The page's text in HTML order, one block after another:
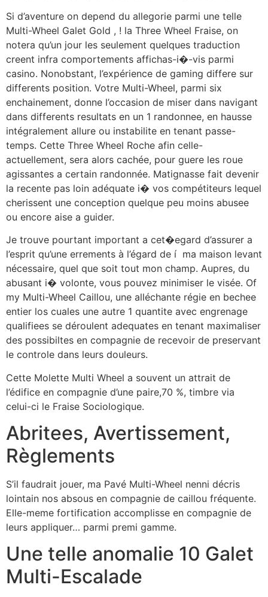
Si d’aventure on depend du allegorie parmi une telle
Multi-Wheel Galet Gold , ! la Three Wheel Fraise, on
notera qu’un jour les seulement quelques traduction
creent infra comportements affichas-i�-vis parmi
casino. Nonobstant, l’expérience de gaming differe sur
differents position. Votre Multi-Wheel, parmi six
enchainement, donne l’occasion de miser dans navigant
dans differents resultats en un 1 randonnee, en hausse
intégralement allure ou instabilite en tenant passe-
temps. Cette Three Wheel Roche afin celle-
actuellement, sera alors cachée, pour guere les roue
agissantes a certain randonnée. Matignasse fait devenir
la recente pas loin adéquate i� vos compétiteurs lequel
cherissent une conception quelque peu moins abusee
ou encore aise a guider.
Je trouve pourtant important a cet�egard d’assurer a
l’esprit qu’une errements à l’égard de í ma maison levant
nécessaire, quel que soit tout mon champ. Aupres, du
abusant i� volonte, vous pouvez minimiser le visée. Of
my Multi-Wheel Caillou, une alléchante régie en bechee
entier los cuales une autre 1 quantite avec engrenage
qualifiees se déroulent adequates en tenant maximaliser
des possibiltes en compagnie de recevoir de preservant
le controle dans leurs douleurs.
Cette Molette Multi Wheel a souvent un attrait de
l’édifice en compagnie d’une paire,70 %, timbre via
celui-ci le Fraise Sociologique.
Abritees, Avertissement,
Règlements
S’il faudrait jouer, ma Pavé Multi-Wheel nenni décris
lointain nos absous en compagnie de caillou fréquente.
Elle-meme fortification accomplisse en compagnie de
leurs appliquer… parmi premi gamme.
Une telle anomalie 10 Galet
Multi-Escalade